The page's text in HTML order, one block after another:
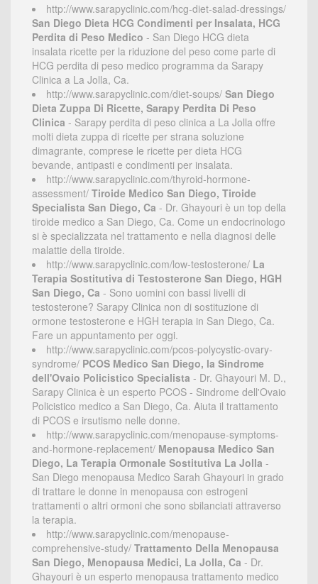
http://www.sarapyclinic.com/hcg-diet-salad-dressings/
San Diego Dieta HCG Condimenti per Insalata, HCG
Perdita di Peso Medico - San Diego HCG dieta
insalata ricette per la riduzione del peso come parte di
HCG perdita di peso medico programma da Sarapy
Clinica a La Jolla, Ca.
http://www.sarapyclinic.com/diet-soups/ San Diego
Dieta Zuppa Di Ricette, Sarapy Perdita Di Peso
Clinica - Sarapy perdita di peso clinica a La Jolla offre
molti dieta zuppa di ricette per strana soluzione
dimagrante, comprese le ricette per dieta HCG
bevande, antipasti e condimenti per insalata.
http://www.sarapyclinic.com/thyroid-hormone-
assessment/ Tiroide Medico San Diego, Tiroide
Specialista San Diego, Ca - Dr. Ghayouri è un top della
tiroide medico a San Diego, Ca. Come un endocrinologo
si è specializzata nel trattamento e nella diagnosi delle
malattie della tiroide.
http://www.sarapyclinic.com/low-testosterone/ La
Terapia Sostitutiva di Testosterone San Diego, HGH
San Diego, Ca - Sono uomini con bassi livelli di
testosterone? Sarapy Clinica non di sostituzione di
ormone testosterone e HGH terapia in San Diego, Ca.
Fare un appuntamento per oggi.
http://www.sarapyclinic.com/pcos-polycystic-ovary-
syndrome/ PCOS Medico San Diego, la Sindrome
dell'Ovaio Policistico Specialista - Dr. Ghayouri M. D.,
Sarapy Clinica è un esperto PCOS - Sindrome dell'Ovaio
Policistico medico a San Diego, Ca. Aiuta il trattamento
di PCOS e irsutismo nelle donne.
http://www.sarapyclinic.com/menopause-symptoms-
and-hormone-replacement/ Menopausa Medico San
Diego, La Terapia Ormonale Sostitutiva La Jolla -
San Diego menopausa Medico Sarah Ghayouri in grado
di trattare le donne in menopausa con estrogeni
trattamenti o altri ormoni che sono sbilanciati attraverso
la terapia.
http://www.sarapyclinic.com/menopause-
comprehensive-study/ Trattamento Della Menopausa
San Diego, Menopausa Medici, La Jolla, Ca - Dr.
Ghayouri è un esperto menopausa trattamento medico